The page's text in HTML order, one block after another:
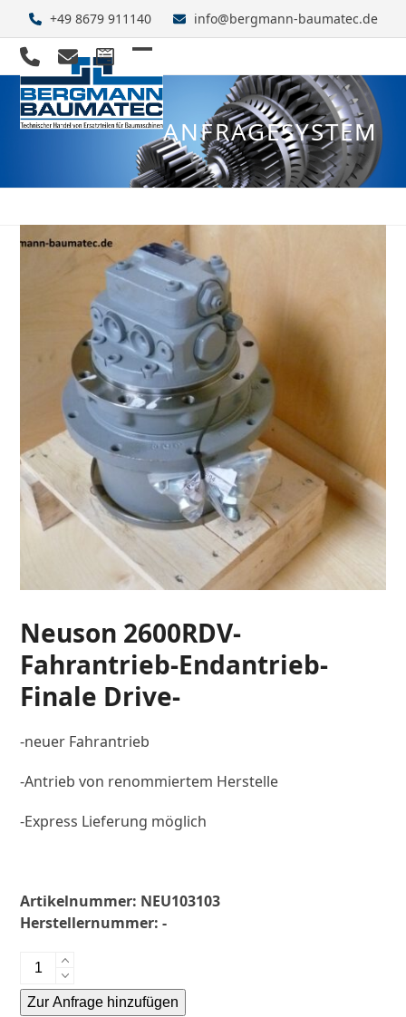
content
+49 8679 911140 info@bergmann-baumatec.de
Open
mobile
menu
Close
mobile
menuANFRAGESYSTEM
Neuson 2600RDV-
Fahrantrieb-Endantrieb-
Finale Drive-
-neuer Fahrantrieb
-Antrieb von renommiertem Herstelle
-Express Lieferung möglich
Artikelnummer: NEU103103
Herstellernummer:-
Neuson
2600RDV-
Fahrantrieb-
Zur Anfrage hinzufügen